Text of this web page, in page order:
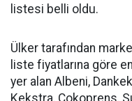
listesi belli oldu.
Ülker tarafından
liste fiyatlarına göre
yer alan Albeni,
Kekstra, Çokoprens,